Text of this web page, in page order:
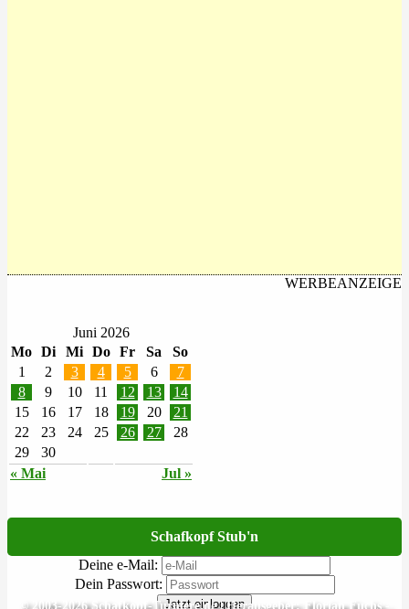
WERBEANZEIGE
Juni 2026
Mo Di Mi Do Fr Sa So
« Mai Jul »
1 2 3 4 5 6
7
8
9 10 11 12 13
14
15
16 17 18 19 20
21
22
23 24 25 26 27
28
29
30
Schafkopf Stub'n
Deine e-Mail:
Dein Passwort:
Jetzt einloggen
© 2003-2026 Schafkopf-Turniere.de | Herausgeber: Florian Fuchs -